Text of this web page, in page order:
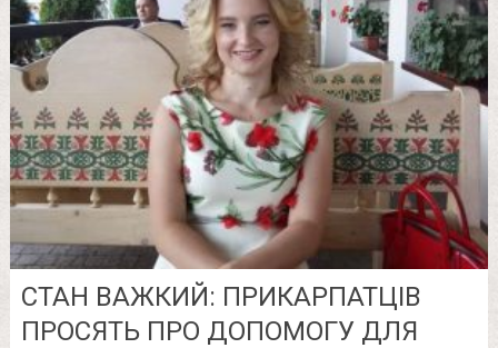
СТАН ВАЖКИЙ: ПРИКАРПАТЦІВ
ПРОСЯТЬ ПРО ДОПОМОГУ ДЛЯ